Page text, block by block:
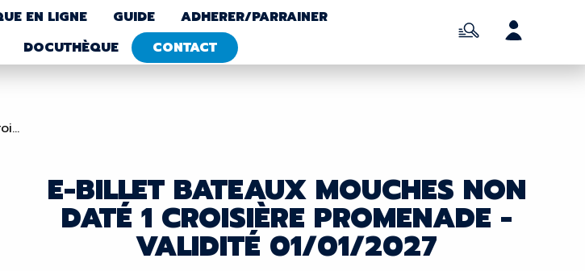
EN LIGNE GUIDE
ADHERER/PARRAINER
DOCUTHÈQUE CONTACT
E-BILLET BATEAUX MOUCHES NON
DATÉ 1 CROISIÈRE PROMENADE -
VALIDITÉ 01/01/2027